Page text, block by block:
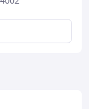
и другими.
для всех
зонтов.